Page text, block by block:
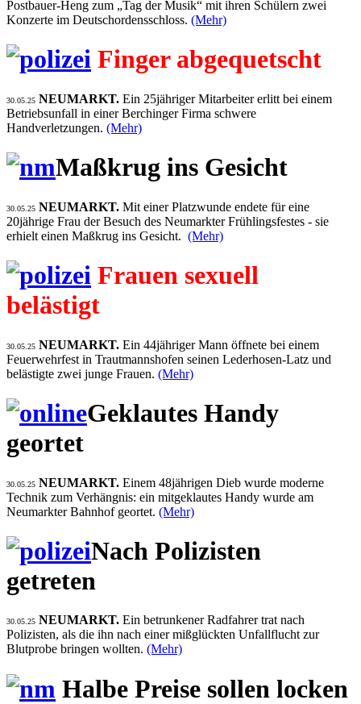
Postbauer-Heng zum „Tag der Musik“ mit ihren Schülern zwei
Konzerte im Deutschordensschloss. (Mehr)
Finger abgequetscht
30.05.25 NEUMARKT. Ein 25jähriger Mitarbeiter erlitt bei einem
Betriebsunfall in einer Berchinger Firma schwere
Handverletzungen. (Mehr)
Maßkrug ins Gesicht
30.05.25 NEUMARKT. Mit einer Platzwunde endete für eine
20jährige Frau der Besuch des Neumarkter Frühlingsfestes - sie
erhielt einen Maßkrug ins Gesicht. (Mehr)
Frauen sexuell
belästigt
30.05.25 NEUMARKT. Ein 44jähriger Mann öffnete bei einem
Feuerwehrfest in Trautmannshofen seinen Lederhosen-Latz und
belästigte zwei junge Frauen. (Mehr)
Geklautes Handy
geortet
30.05.25 NEUMARKT. Einem 48jährigen Dieb wurde moderne
Technik zum Verhängnis: ein mitgeklautes Handy wurde am
Neumarkter Bahnhof geortet. (Mehr)
Nach Polizisten
getreten
30.05.25 NEUMARKT. Ein betrunkener Radfahrer trat nach
Polizisten, als die ihn nach einer mißglückten Unfallflucht zur
Blutprobe bringen wollten. (Mehr)
Halbe Preise sollen locken